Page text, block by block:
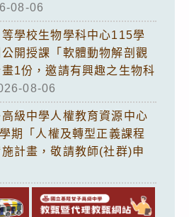
08-06
學校生物學科中心115學
開授課「軟體動物解剖觀
1份，邀請有興趣之生物科
08-06
級中學人權教育資源中心
期「人權及轉型正義課程
計畫，敬請教師(社群)申